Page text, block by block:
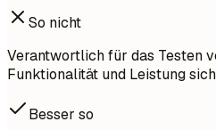
So nicht
Verantwortlich für das Testen
Funktionalität und Leistung
Besser so